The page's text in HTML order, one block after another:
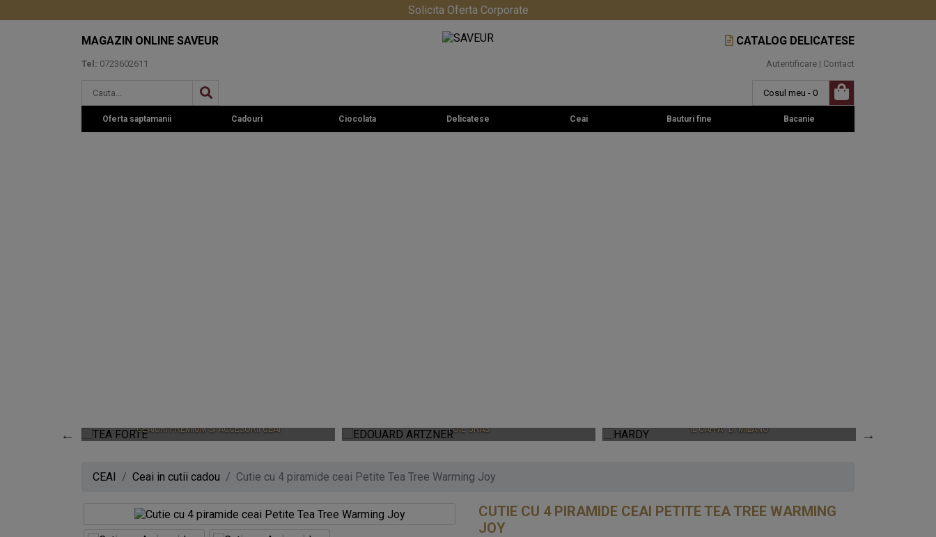
Solicita Oferta Corporate
MAGAZIN ONLINE SAVEUR
Tel: 0723602611
CATALOG DELICATESE
Autentificare | Contact
Cosul meu - 0
Oferta saptamanii Cadouri Ciocolata Delicatese Ceai Bauturi fine Bacanie
CEAIURI PREMIUM SI ACCESORII CEAI FOIE GRAS IL CAFFÃ¨ DI MILANO
CEAI Ceai in cutii cadou Cutie cu 4 piramide ceai Petite Tea Tree Warming Joy
CUTIE CU 4 PIRAMIDE CEAI PETITE TEA TREE WARMING
JOY